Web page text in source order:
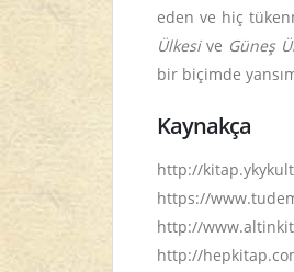
eden ve hiç
Ülkesive Güneş
bir biçimde
Kaynakça
http://
https://
http://
http://